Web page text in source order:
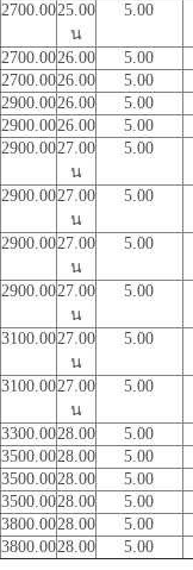
2700.0025.00
น
5.00
2700.0026.00 5.00
2700.0026.00 5.00
2900.0026.00 5.00
2900.0026.00 5.00
2900.0027.00
น
5.00
2900.0027.00
น
5.00
2900.0027.00
น
5.00
2900.0027.00
น
5.00
3100.0027.00
น
5.00
3100.0027.00
น
5.00
3300.0028.00
5.00
3500.0028.00
5.00
3500.0028.00
5.00
3500.0028.00
5.00
3800.0028.00
5.00
3800.0028.00 5.00